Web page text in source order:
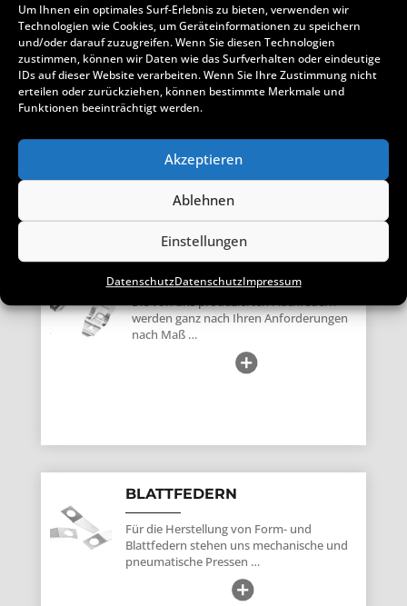
Um Ihnen ein optimales Surf-Erlebnis zu bieten, verwenden wir
Technologien wie Cookies, um Geräteinformationen zu speichern
und/oder darauf zuzugreifen. Wenn Sie diesen Technologien
zustimmen, können wir Daten wie das Surfverhalten oder eindeutige
IDs auf dieser Website verarbeiten. Wenn Sie Ihre Zustimmung nicht
erteilen oder zurückziehen, können bestimmte Merkmale und
Funktionen beeinträchtigt werden.
Akzeptieren
Ablehnen
Einstellungen
DatenschutzDatenschutzImpressum
Ein Sprengring ist eine besondere Form
des Sicherungsrings. Im Maschinenbau
sichert er …
FEDERN AUS BAND
FLACHFEDERN
Die von uns produzierten Flachfedern
werden ganz nach Ihren Anforderungen
nach Maß …
BLATTFEDERN
Für die Herstellung von Form- und
Blattfedern stehen uns mechanische und
pneumatische Pressen …